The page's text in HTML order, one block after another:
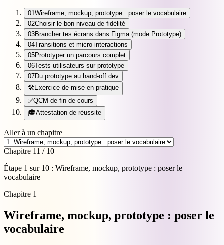
01 Wireframe, mockup, prototype : poser le vocabulaire
02Choisir le bon niveau de fidélité
03Brancher tes écrans dans Figma (mode Prototype)
04Transitions et micro-interactions
05Prototyper un parcours complet
06Tests utilisateurs sur prototype
07Du prototype au hand-off dev
🛠️Exercice de mise en pratique
✅QCM de fin de cours
🎓Attestation de réussite
Aller à un chapitre
Chapitre 11 / 10
Étape 1 sur 10 : Wireframe, mockup, prototype : poser le
vocabulaire
Chapitre 1
Wireframe, mockup, prototype : poser le
vocabulaire